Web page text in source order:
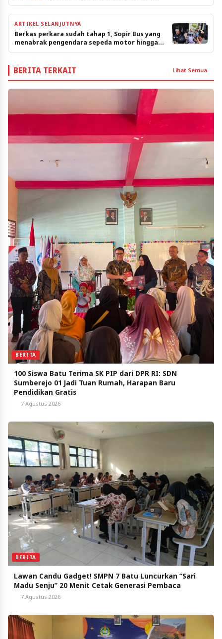
ARTIKEL SELANJUTNYA
Berkas perkara sudah tahap 1, Sopir Bus yang
menabrak pengendara sepeda motor hingga
tewas akan dilimpahkan
BERITA TERKAIT Lihat Semua
BERITA
100 Siswa Batu Terima SK PIP dari DPR RI: SDN
Sumberejo 01 Jadi Tuan Rumah, Harapan Baru
Pendidikan Gratis
7 Agustus 2026
BERITA
Lawan Candu Gadget! SMPN 7 Batu Luncurkan “Sari
Madu Senju” 20 Menit Cetak Generasi Pembaca
7 Agustus 2026